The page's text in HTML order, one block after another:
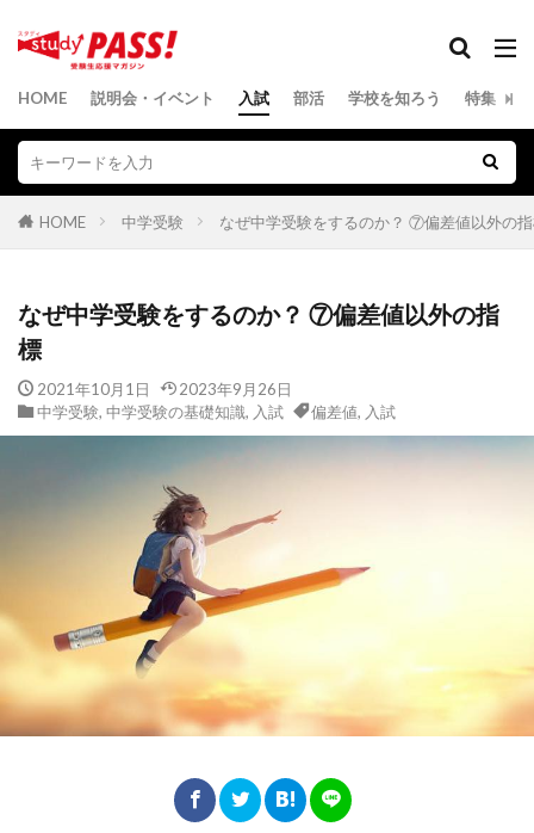
HOME 説明会・イベント 入試 部活 学校を知ろう 特集
HOME 中学受験 なぜ中学受験をするのか？ ⑦偏差値以外の
なぜ中学受験をするのか？ ⑦偏差値以外の指
標
2021年10月1日
2023年9月26日
中学受験, 中学受験の基礎知識, 入試 偏差値, 入試